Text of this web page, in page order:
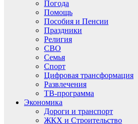
Погода
Помощь
Пособия и Пенсии
Праздники
Религия
СВО
Семья
Спорт
Цифровая трансформация
Развлечения
ТВ-программа
Экономика
Дороги и транспорт
ЖКХ и Строительство